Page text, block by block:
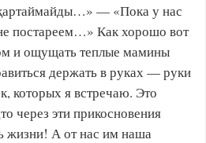
— «Пока у нас
постареем…» Как хорошо вот
и ощущать теплые мамины
держать в руках — руки
которых я встречаю. Это
через эти прикосновения
жизни! А от нас им наша